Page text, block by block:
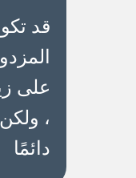
قد
على
،
دائمًا